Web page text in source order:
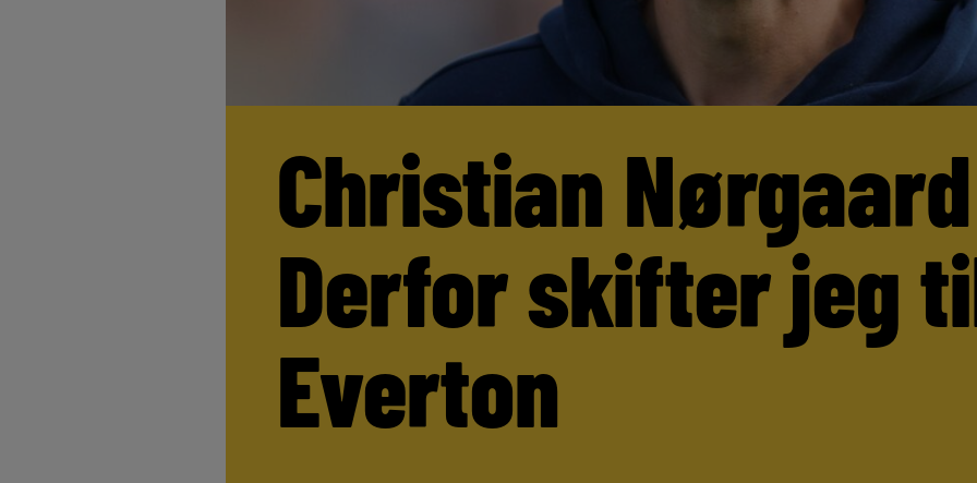
Christian
Derfor skifter jeg
Everton